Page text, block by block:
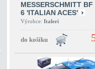
MESSERSCHMITT
6 'ITALIAN ACES'
Výrobce: Italeri